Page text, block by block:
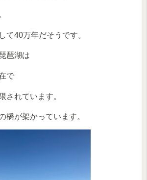
て40万年だそうです。
琶湖は
で
されています。
橋が架かっています。